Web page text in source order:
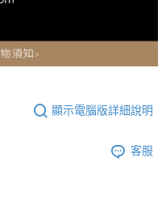
顯示電腦版詳細說明
客服